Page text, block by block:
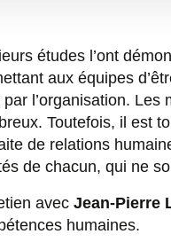
études l’ont
aux équipes
l’organisation. Les
Toutefois, il est
de relations
de chacun, qui ne
avec Jean-Pierre
humaines.